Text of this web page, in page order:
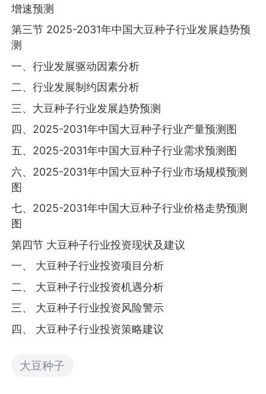
增速预测
第三节 2025-2031年中国大豆种子行业发展趋势预
测
一、行业发展驱动因素分析
二、行业发展制约因素分析
三、大豆种子行业发展趋势预测
四、2025-2031年中国大豆种子行业产量预测图
五、2025-2031年中国大豆种子行业需求预测图
六、2025-2031年中国大豆种子行业市场规模预测
图
七、2025-2031年中国大豆种子行业价格走势预测
图
第四节 大豆种子行业投资现状及建议
一、 大豆种子行业投资项目分析
二、 大豆种子行业投资机遇分析
三、 大豆种子行业投资风险警示
四、 大豆种子行业投资策略建议
大豆种子